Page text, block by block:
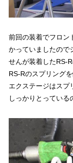
前回の装着でフロン
かっていましたので
せんが装着したRS-
RS-Rのスプリング
エクステージはスプ
しっかりとっている